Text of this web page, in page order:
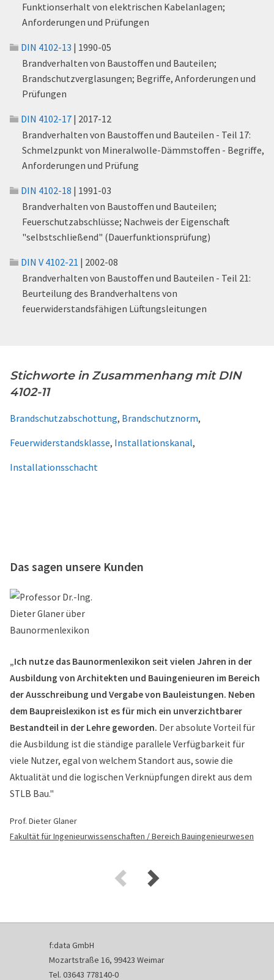
Funktionserhalt von elektrischen Kabelanlagen;
Anforderungen und Prüfungen
DIN 4102-13 | 1990-05
Brandverhalten von Baustoffen und Bauteilen;
Brandschutzverglasungen; Begriffe, Anforderungen und
Prüfungen
DIN 4102-17 | 2017-12
Brandverhalten von Baustoffen und Bauteilen - Teil 17:
Schmelzpunkt von Mineralwolle-Dämmstoffen - Begriffe,
Anforderungen und Prüfung
DIN 4102-18 | 1991-03
Brandverhalten von Baustoffen und Bauteilen;
Feuerschutzabschlüsse; Nachweis der Eigenschaft
"selbstschließend" (Dauerfunktionsprüfung)
DIN V 4102-21 | 2002-08
Brandverhalten von Baustoffen und Bauteilen - Teil 21:
Beurteilung des Brandverhaltens von
feuerwiderstandsfähigen Lüftungsleitungen
Stichworte in Zusammenhang mit DIN
4102-11
Brandschutzabschottung, Brandschutznorm,
Feuerwiderstandsklasse, Installationskanal,
Installationsschacht
Das sagen unsere Kunden
„Ich nutze das Baunormenlexikon seit vielen Jahren in der
Ausbildung von Architekten und Bauingenieuren im Bereich
der Ausschreibung und Vergabe von Bauleistungen. Neben
dem Baupreislexikon ist es für mich ein unverzichtbarer
Bestandteil in der Lehre geworden. Der absolute Vorteil für
die Ausbildung ist die ständige parallele Verfügbarkeit für
viele Nutzer, egal von welchem Standort aus, sowie die
Aktualität und die logischen Verknüpfungen direkt aus dem
STLB Bau."
Prof. Dieter Glaner
Fakultät für Ingenieurwissenschaften / Bereich Bauingenieurwesen
f:data GmbH
Mozartstraße 16, 99423 Weimar
Tel. 03643 778140-0